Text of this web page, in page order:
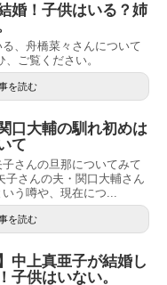
婚！子供はいる？姉
、舟橋菜々さんについて
ご覧ください。
を読む
口大輔の馴れ初めは
て
さんの旦那についてみて
子さんの夫・関口大輔さん
う噂や、現在につ...
を読む
中上真亜子が結婚し
子供はいない。